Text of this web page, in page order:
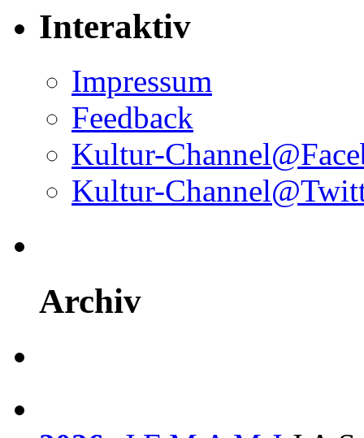
Interaktiv
Impressum
Feedback
Kultur-
Kultur-
Archiv